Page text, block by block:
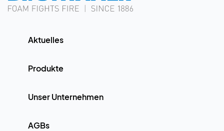
Aktuelles
Produkte
Unser Unternehmen
AGBs